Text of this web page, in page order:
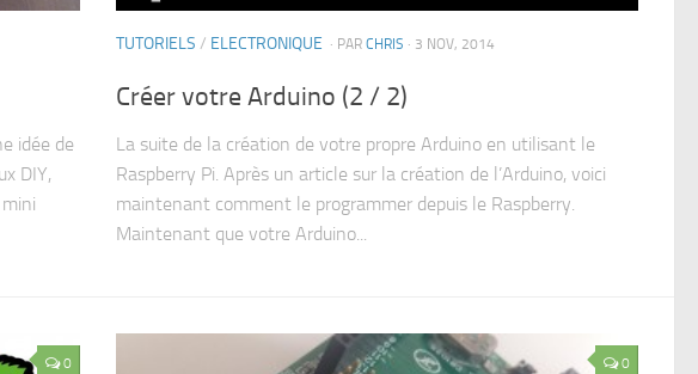
idée de
DIY,
TUTORIELS / ELECTRONIQUE · PAR CHRIS · 3 NOV, 2014
Créer votre Arduino (2 / 2)
La suite de la création de votre propre Arduino en utilisant le
Raspberry Pi. Après un article sur la création de l’Arduino, voici
maintenant comment le programmer depuis le Raspberry.
Maintenant que votre Arduino...
0 0